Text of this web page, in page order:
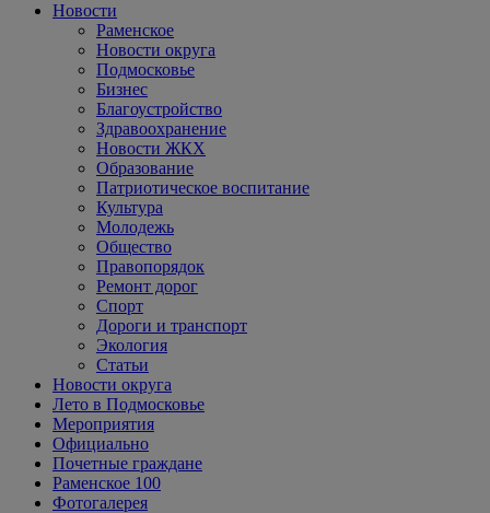
Новости
Раменское
Новости округа
Подмосковье
Бизнес
Благоустройство
Здравоохранение
Новости ЖКХ
Образование
Патриотическое воспитание
Культура
Молодежь
Общество
Правопорядок
Ремонт дорог
Спорт
Дороги и транспорт
Экология
Статьи
Новости округа
Лето в Подмосковье
Мероприятия
Официально
Почетные граждане
Раменское 100
Фотогалерея